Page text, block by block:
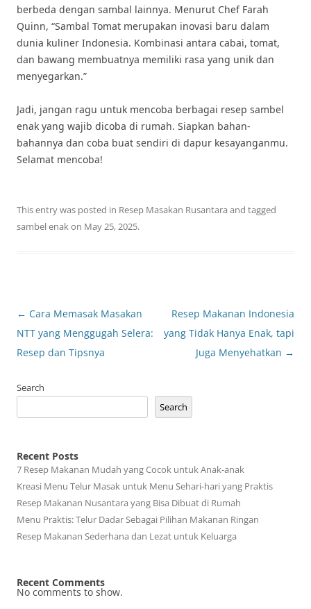
berbeda dengan sambal lainnya. Menurut Chef Farah
Quinn, “Sambal Tomat merupakan inovasi baru dalam
dunia kuliner Indonesia. Kombinasi antara cabai, tomat,
dan bawang membuatnya memiliki rasa yang unik dan
menyegarkan.”
Jadi, jangan ragu untuk mencoba berbagai resep sambel
enak yang wajib dicoba di rumah. Siapkan bahan-
bahannya dan coba buat sendiri di dapur kesayanganmu.
Selamat mencoba!
This entry was posted in Resep Masakan Rusantara and tagged
sambel enakon May 25, 2025.
Post
navigation
← Cara Memasak Masakan
NTT yang Menggugah Selera:
Resep dan Tipsnya
Resep Makanan Indonesia
yang Tidak Hanya Enak, tapi
Juga Menyehatkan →
Search
Search
Recent Posts
7 Resep Makanan Mudah yang Cocok untuk Anak-anak
Kreasi Menu Telur Masak untuk Menu Sehari-hari yang Praktis
Resep Makanan Nusantara yang Bisa Dibuat di Rumah
Menu Praktis: Telur Dadar Sebagai Pilihan Makanan Ringan
Resep Makanan Sederhana dan Lezat untuk Keluarga
Recent Comments
No comments to show.